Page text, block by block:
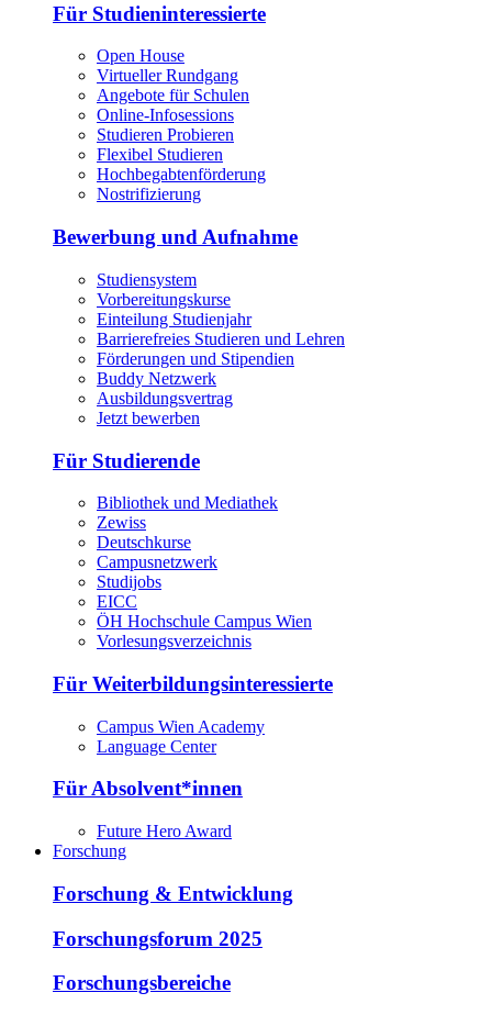
Für Studieninteressierte
Open House
Virtueller Rundgang
Angebote für Schulen
Online-Infosessions
Studieren Probieren
Flexibel Studieren
Hochbegabtenförderung
Nostrifizierung
Bewerbung und Aufnahme
Studiensystem
Vorbereitungskurse
Einteilung Studienjahr
Barrierefreies Studieren und Lehren
Förderungen und Stipendien
Buddy Netzwerk
Ausbildungsvertrag
Jetzt bewerben
Für Studierende
Bibliothek und Mediathek
Zewiss
Deutschkurse
Campusnetzwerk
Studijobs
EICC
ÖH Hochschule Campus Wien
Vorlesungsverzeichnis
Für Weiterbildungsinteressierte
Campus Wien Academy
Language Center
Für Absolvent*innen
Future Hero Award
Forschung
Forschung & Entwicklung
Forschungsforum 2025
Forschungsbereiche